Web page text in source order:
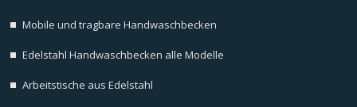
Mobile und tragbare Handwaschbecken
Edelstahl Handwaschbecken alle Modelle
Arbeitstische aus Edelstahl